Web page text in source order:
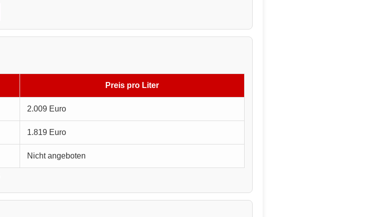
Preis pro Liter
2.009 Euro
1.819 Euro
Nicht angeboten